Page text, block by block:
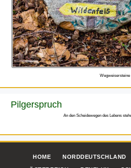
Wegweisersteine
Pilgerspruch
An den Scheidewegen des Lebens
HOME NORDDEUTSCHLAND